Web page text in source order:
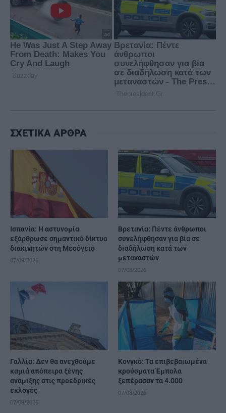
ΣΧΕΤΙΚΑ ΑΡΘΡΑ
Ισπανία: Η αστυνομία
εξάρθρωσε σημαντικό δίκτυο
διακινητών στη Μεσόγειο
07/08/2026
Βρετανία: Πέντε άνθρωποι
συνελήφθησαν για βία σε
διαδήλωση κατά των
μεταναστών
07/08/2026
Γαλλία: Δεν θα ανεχθούμε
καμιά απόπειρα ξένης
ανάμιξης στις προεδρικές
εκλογές
07/08/2026
Κονγκό: Τα επιβεβαιωμένα
κρούσματα Έμπολα
ξεπέρασαν τα 4.000
07/08/2026